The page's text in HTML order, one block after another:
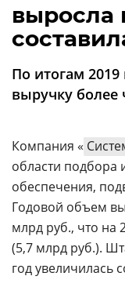
проекте
CNews
Аналитика
Конференции
ТВ
Об
издании
Реклама
Вакансии
Telegram
Дзен
выросла
По итогам
выручку более
Компания «
области подбора
обеспечения,
Годовой объем
млрд руб., что на
(5,7 млрд руб.).
год увеличилась